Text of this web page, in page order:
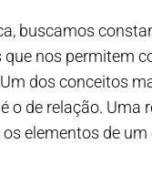
buscamos
nos permitem
dos conceitos
o de relação. Uma
elementos de